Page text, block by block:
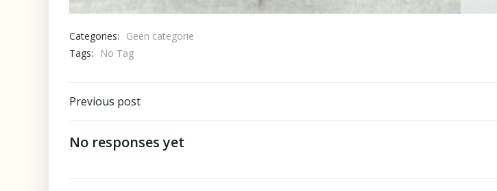
Categories:
Geen categorie
Tags:
No Tag
Post
navigation
Previous post
No responses yet